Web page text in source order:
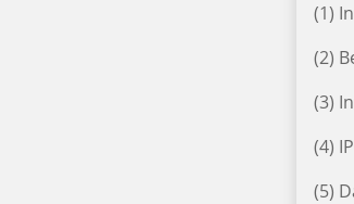
(1)
(2)
(3)
(4)
(5)